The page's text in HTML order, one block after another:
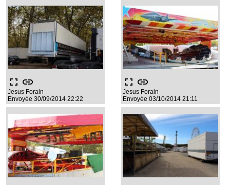
fullscreen link
Jesus Forain
Envoyée 30/09/2014 22:22
fullscreen link
Jesus Forain
Envoyée 03/10/2014 21:11